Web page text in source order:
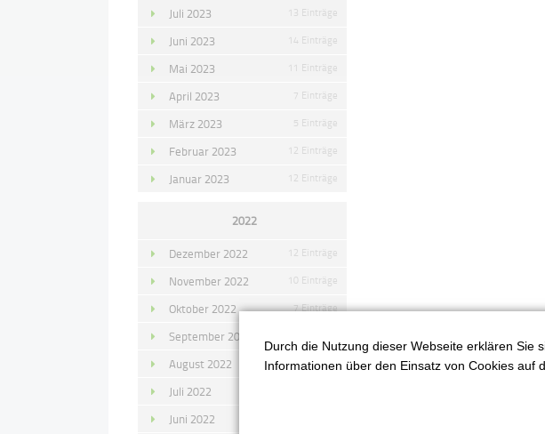
Juli 2023 13 Einträge
Juni 2023 14 Einträge
Mai 2023 11 Einträge
April 2023 7 Einträge
März 2023 5 Einträge
Februar 2023 12 Einträge
Januar 2023 12 Einträge
2022
Dezember 2022 12 Einträge
November 2022 10 Einträge
Oktober 2022 7 Einträge
September 2022
August 2022 4 Einträge
Juli 2022
Juni 2022
Durch die Nutzung dieser Webseite erklären Sie
Informationen über den Einsatz von Cookies auf